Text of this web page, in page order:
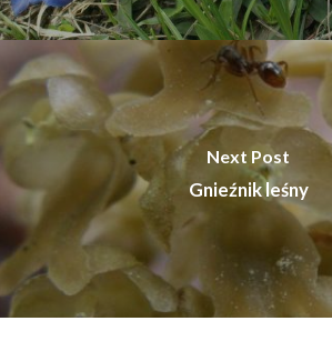
Next Post
Gnieźnik leśny